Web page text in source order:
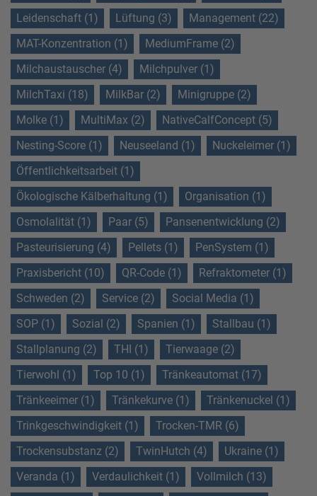
Leidenschaft (1)
Lüftung (3)
Management (22)
MAT-Konzentration (1)
MediumFrame (2)
Milchaustauscher (4)
Milchpulver (1)
MilchTaxi (18)
MilkBar (2)
Minigruppe (2)
Molke (1)
MultiMax (2)
NativeCalfConcept (5)
Nesting-Score (1)
Neuseeland (1)
Nuckeleimer (1)
Öffentlichkeitsarbeit (1)
Ökologische Kälberhaltung (1)
Organisation (1)
Osmolalität (1)
Paar (5)
Pansenentwicklung (2)
Pasteurisierung (4)
Pellets (1)
PenSystem (1)
Praxisbericht (10)
QR-Code (1)
Refraktometer (1)
Schweden (2)
Service (2)
Social Media (1)
SOP (1)
Sozial (2) Spanien (1)
Stallbau (1)
Stallplanung (2)
THI (1)
Tierwaage (2)
Tierwohl (1)
Top 10 (1)
Tränkeautomat (17)
Tränkeeimer (1)
Tränkekurve (1)
Tränkenuckel (1)
Trinkgeschwindigkeit (1)
Trocken-TMR (6)
Trockensubstanz (2)
TwinHutch (4)
Ukraine (1)
Veranda (1)
Verdaulichkeit (1)
Vollmilch (13)